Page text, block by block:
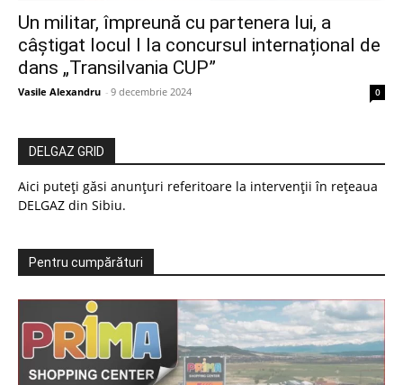
Un militar, împreună cu partenera lui, a
câștigat locul I la concursul internațional de
dans „Transilvania CUP”
Vasile Alexandru - 9 decembrie 2024 0
DELGAZ GRID
Aici puteți găsi anunțuri referitoare la intervenții în rețeaua
DELGAZ din Sibiu.
Pentru cumpărături